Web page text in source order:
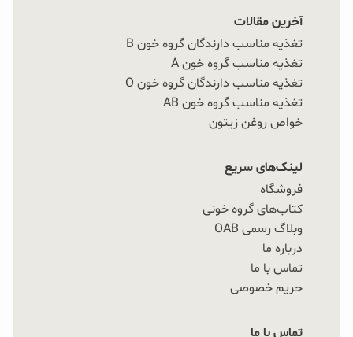
آخرین مقالات
تغذیه مناسب دارندگان گروه خون B
تغذیه مناسب گروه خون A
تغذیه مناسب دارندگان گروه خون O
تغذیه مناسب گروه خون AB
خواص روغن زیتون
لینک‌های سریع
فروشگاه
کتاب‌های گروه خونی
وبلاگ رسمی OAB
درباره ما
تماس با ما
حریم خصوصی
تماس با ما